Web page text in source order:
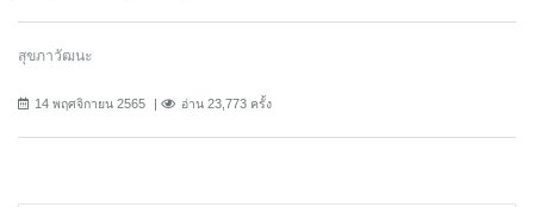
สุขภาวัฒนะ
14 พฤศจิกายน 2565 อ่าน 23,773 ครั้ง